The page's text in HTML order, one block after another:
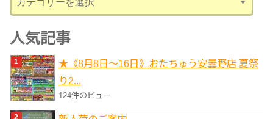
テ
ゴ
リ
ー
人気記事
★《8月8日～16日》おたちゅう安曇野店 夏祭
り2...
124件のビュー